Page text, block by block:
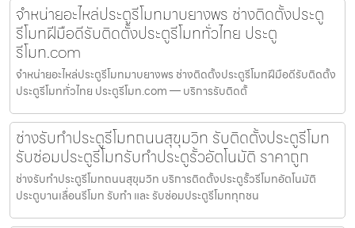
จำหน่ายอะไหล่ประตูรีโมทมาบยางพร ช่างติดตั้งประตู
รีโมทฝีมือดีรับติดตั้งประตูรีโมททั่วไทย ประตู
รีโมท.com
จำหน่ายอะไหล่ประตูรีโมทมาบยางพร ช่างติดตั้งประตูรีโมทฝีมือดีรับติดตั้ง
ประตูรีโมททั่วไทย ประตูรีโมท.com — บริการรับติดตั้
ช่างรับทำประตูรีโมทถนนสุขุมวิท รับติดตั้งประตูรีโมท
รับซ่อมประตูรีโมทรับทำประตูรั้วอัตโนมัติ ราคาถูก
ช่างรับทำประตูรีโมทถนนสุขุมวิท บริการติดตั้งประตูรั้วรีโมทอัตโนมัติ
ประตูบานเลื่อนรีโมท รับทำ และ รับซ่อมประตูรีโมททุกชน